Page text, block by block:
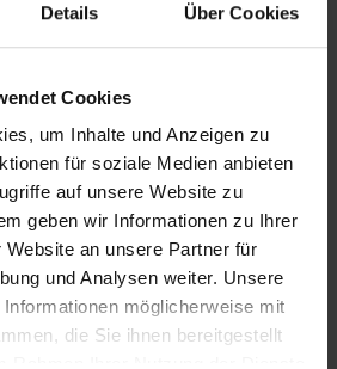
Details Über Cookies
Cookies
um Inhalte und Anzeigen zu
für soziale Medien anbieten
auf unsere Website zu
geben wir Informationen zu Ihrer
Website an unsere Partner für
und Analysen weiter. Unsere
möglicherweise mit
die Sie ihnen bereitgestellt
In Sicherheit in Deutschland, in Gedanken im Krieg